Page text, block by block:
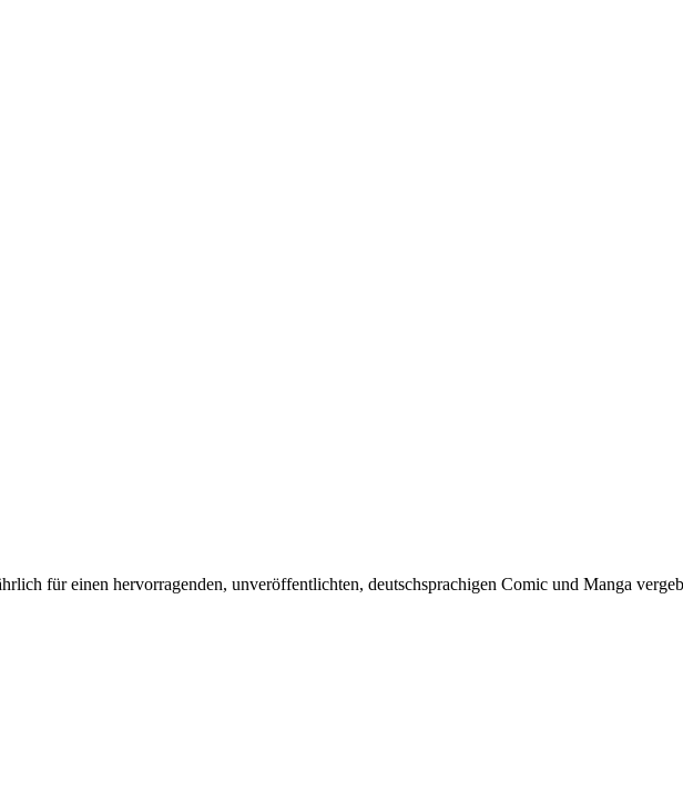
für einen hervorragenden, unveröffentlichten, deutschsprachigen Comic und Manga